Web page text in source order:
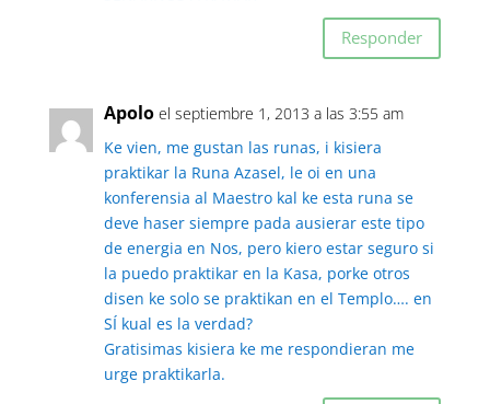
Responder
Apolo el septiembre 1, 2013 a las 3:55 am
Ke vien, me gustan las runas, i kisiera
praktikar la Runa Azasel, le oi en una
konferensia al Maestro kal ke esta runa se
deve haser siempre pada ausierar este tipo
de energia en Nos, pero kiero estar seguro si
la puedo praktikar en la Kasa, porke otros
disen ke solo se praktikan en el Templo…. en
SÍ kual es la verdad?
Gratisimas kisiera ke me respondieran me
urge praktikarla.